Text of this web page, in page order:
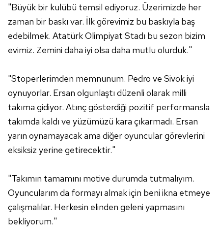
Sizlere daha iyi bir hizmet sunabilmek için İnternet
Sitemizde kendimize ve üçüncü kişilere ait çerezler
kullanılmaktadır. Bu çerezler vasıtasıyla çeşitli kişisel
verileriniz işlenmekte olup gerekli olan çerezler bilgi
toplumu hizmetlerinin sunulması amacıyla
kılınması ve kişiselleştirilmesi ve sizlere yönelik
reklam/pazarlama faaliyetlerinin yapılması, amaçlarıyla
sınırlı olarak açık rızanız dahilinde kullanılacaktır.
Çerezlere ilişkin tercihlerinizi aşağıda yer alan panel
vasıtasıyla belirleyebilirsiniz. Çerezlere ilişkin detaylı bilgi
için Ayarlar butonuna tıklayabilir,
6698 sayılı Kişisel Verilerin Korunması Kanunu uyarınca
hazırlanmış Aydınlatma Metnimizi okumak ve sitemizde
ilgili mevzuata uygun olarak kullanılan çerezlerle ilgili bilgi
almak için lütfen
"Büyük bir kulübü temsil ediyoruz. Üzerimizde her
zaman bir baskı var. İlk görevimiz bu baskıyla baş
edebilmek. Atatürk Olimpiyat Stadı bu sezon bizim
evimiz. Zemini daha iyi olsa daha mutlu olurduk."
"Stoperlerimden memnunum. Pedro ve Sivok iyi
oynuyorlar. Ersan olgunlaştı düzenli olarak milli
takıma gidiyor. Atınç gösterdiği pozitif performansla
takımda kaldı ve yüzümüzü kara çıkarmadı. Ersan
yarın oynamayacak ama diğer oyuncular görevlerini
eksiksiz yerine getirecektir."
"Takımın tamamını motive durumda tutmalıyım.
Oyuncularım da formayı almak için beni ikna etmeye
çalışmalılar. Herkesin elinden geleni yapmasını
bekliyorum."